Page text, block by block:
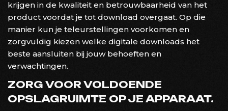
krijgen in de kwaliteit en betrouwbaarheid van het
product voordat je tot download overgaat. Op die
manier kun je teleurstellingen voorkomen en
zorgvuldig kiezen welke digitale downloads het
beste aansluiten bij jouw behoeften en
verwachtingen.
ZORG VOOR VOLDOENDE
OPSLAGRUIMTE OP JE APPARAAT.